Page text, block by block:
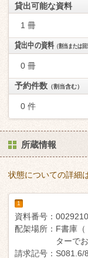
貸出可能な資料
1 冊
貸出中の資料（割当または回
0 冊
予約件数 （割当含む）
0 件
所蔵情報
状態についての詳細
1
資料番号：
配架場所： F書庫（
ターで
請求記号： S081.6/